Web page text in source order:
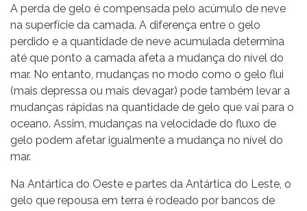
A perda de gelo é compensada pelo acúmulo de neve
na superfície da camada. A diferença entre o gelo
perdido e a quantidade de neve acumulada determina
até que ponto a camada afeta a mudança do nível do
mar. No entanto, mudanças no modo como o gelo flui
(mais depressa ou mais devagar) pode também levar a
mudanças rápidas na quantidade de gelo que vai para o
oceano. Assim, mudanças na velocidade do fluxo de
gelo podem afetar igualmente a mudança no nível do
mar.
Na Antártica do Oeste e partes da Antártica do Leste, o
gelo que repousa em terra é rodeado por bancos de